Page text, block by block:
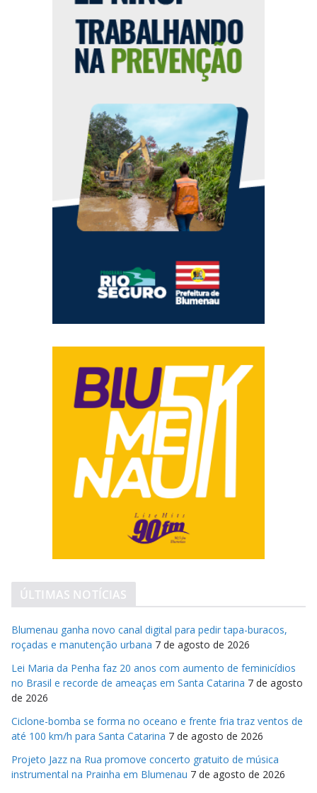
ÚLTIMAS NOTÍCIAS
Blumenau ganha novo canal digital para pedir tapa-buracos,
roçadas e manutenção urbana 7 de agosto de 2026
Lei Maria da Penha faz 20 anos com aumento de feminicídios
no Brasil e recorde de ameaças em Santa Catarina 7 de agosto
de 2026
Ciclone-bomba se forma no oceano e frente fria traz ventos de
até 100 km/h para Santa Catarina 7 de agosto de 2026
Projeto Jazz na Rua promove concerto gratuito de música
instrumental na Prainha em Blumenau 7 de agosto de 2026